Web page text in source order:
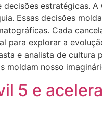
estratégicas.
Essas decisões
Cada
para explorar a
e analista de cultura
moldam nosso
5 e